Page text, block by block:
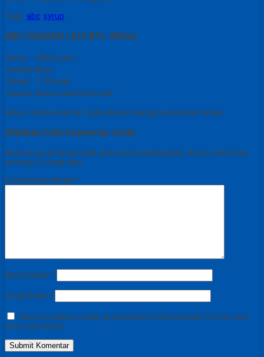
Tags: abc, syrup
ABC SQUASH LECI BTL 450mL
Berat
6960 gram
Kondisi Baru
Dilihat
1.436 kali
Diskusi Belum ada komentar
Belum ada komentar, buka diskusi dengan komentar Anda.
Silahkan tulis komentar Anda
Alamat email Anda tidak akan kami publikasikan. Kolom bertanda
bintang (*) wajib diisi.
Isi komentar Anda *
Nama Anda *
Email Anda *
Save my name, email, and website in this browser for the next
time I comment.